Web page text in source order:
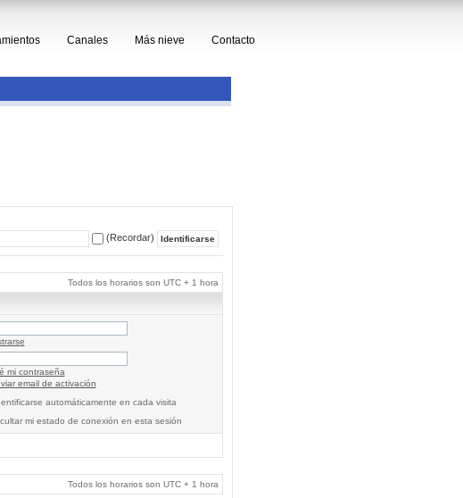
Canales Más nieve Contacto
(Recordar)
Todos los horarios son UTC + 1 hora
mi contraseña
email de activación
automáticamente en cada visita
mi estado de conexión en esta sesión
Todos los horarios son UTC + 1 hora